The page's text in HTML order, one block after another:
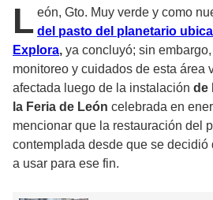
L eón, Gto. Muy verde y como
del pasto del planetario
Explora, ya concluyó; sin
monitoreo y cuidados de esta área
afectada luego de la instalación de
la Feria de León celebrada en
mencionar que la restauración del
contemplada desde que se decidió
a usar para ese fin.